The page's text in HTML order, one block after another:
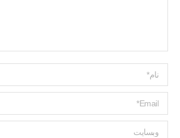
Name *
ایمیل *
وبسایت